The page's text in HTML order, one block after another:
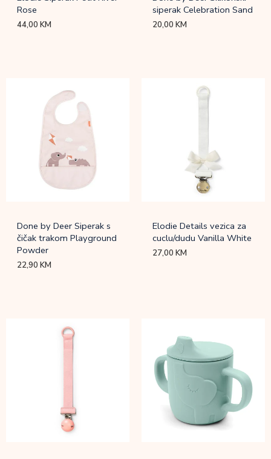
Rose
44,00KM
siperak Celebration Sand
20,00KM
Done by Deer Siperak s
čičak trakom Playground
Powder
22,90KM
Elodie Details vezica za
cuclu/dudu Vanilla White
27,00KM